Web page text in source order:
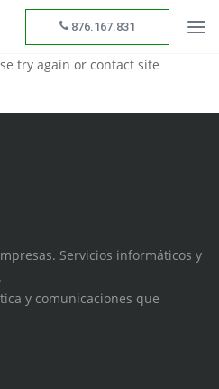
876.167.831
try again or contact site
Servicios informáticos y
y comunicaciones que